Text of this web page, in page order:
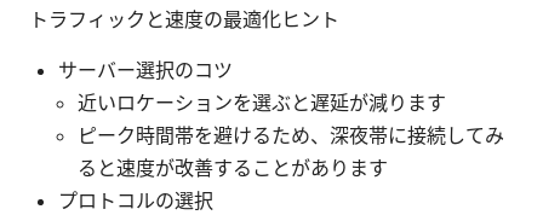
トラフィックと速度の最適化ヒント
サーバー選択のコツ
近いロケーションを選ぶと遅延が減ります
ピーク時間帯を避けるため、深夜帯に接続してみ
ると速度が改善することがあります
プロトコルの選択